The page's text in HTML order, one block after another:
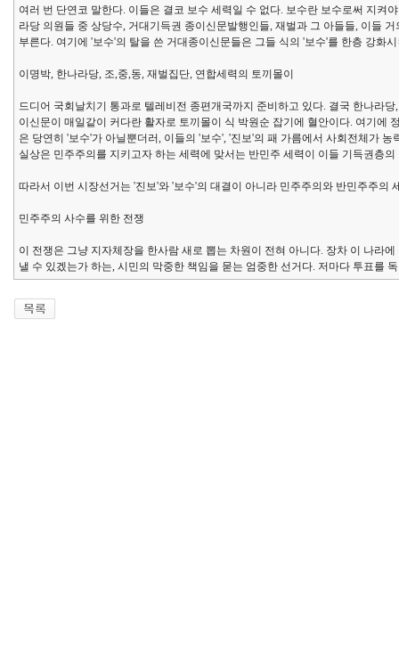
여러 번 단연코 말한다. 이들은 결코 보수 세력일 수 없다. 보수란 보수로써 지켜
라당 의원들 중 상당수, 거대기득권 종이신문발행인들, 재벌과 그 아들들, 이들
부른다. 여기에 '보수'의 탈을 쓴 거대종이신문들은 그들 식의 '보수'를 한층 강화
이명박, 한나라당, 조,중,동, 재벌집단, 연합세력의 토끼몰이
드디어 국회날치기 통과로 텔레비전 종편개국까지 준비하고 있다. 결국 한나라
이신문이 매일같이 커다란 활자로 토끼몰이 식 박원순 잡기에 혈안이다. 여기에
은 당연히 '보수'가 아닐뿐더러, 이들의 '보수', '진보'의 패 가름에서 사회전체가
실상은 민주주의를 지키고자 하는 세력에 맞서는 반민주 세력이 이들 기득권층
따라서 이번 시장선거는 '진보'와 '보수'의 대결이 아니라 민주주의와 반민주주의
민주주의 사수를 위한 전쟁
이 전쟁은 그냥 지자체장을 한사람 새로 뽑는 차원이 전혀 아니다. 장차 이 나라
낼 수 있겠는가 하는, 시민의 막중한 책임을 묻는 엄중한 선거다. 저마다 투표를